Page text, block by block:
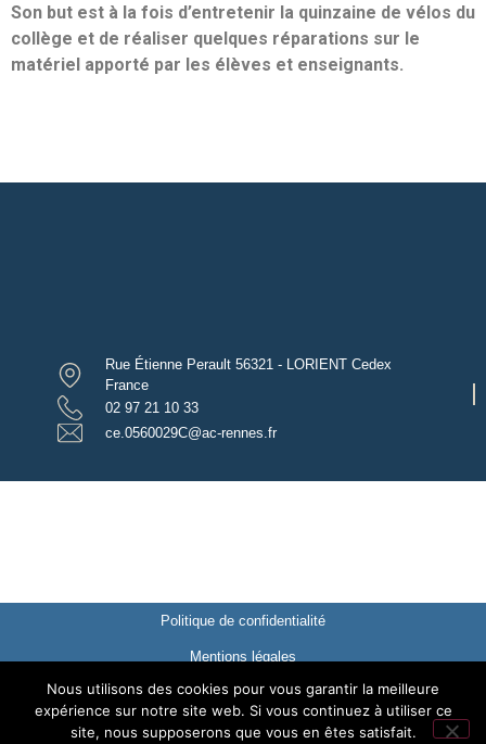
Son but est à la fois d’entretenir la quinzaine de vélos du
collège et de réaliser quelques réparations sur le
matériel apporté par les élèves et enseignants.
Rue Étienne Perault 56321 - LORIENT Cedex
France
02 97 21 10 33
ce.0560029C@ac-rennes.fr
Politique de confidentialité
Mentions légales
© 2021 Collège Auguste Brizeux
Réalisation : Ekole.fr
Nous utilisons des cookies pour vous garantir la meilleure
expérience sur notre site web. Si vous continuez à utiliser ce
site, nous supposerons que vous en êtes satisfait.